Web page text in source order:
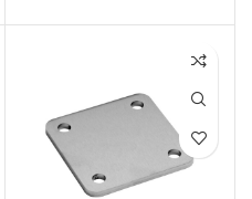
∅ A 100
WERKSTOFF V2A